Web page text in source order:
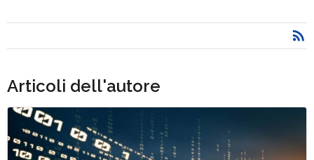
Articoli dell'autore